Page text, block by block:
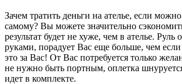
Зачем тратить деньги на ателье, если можно
самому? Вы можете значительно
результат будет не хуже, чем в ателье.
руками, порадует Вас еще больше, чем
это за Вас! От Вас потребуется только
не нужно быть портным, оплетка
идет в комплекте.